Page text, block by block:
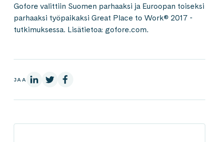
Gofore valittiin Suomen parhaaksi ja Euroopan toiseksi
parhaaksi työpaikaksi Great Place to Work® 2017 -
tutkimuksessa. Lisätietoa: gofore.com.
JAA LinkedInissä
X:ssäFacebookissa